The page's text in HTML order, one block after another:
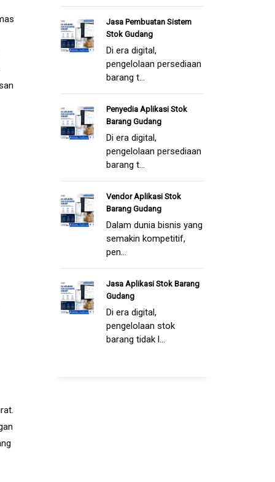
Jasa Pembuatan Sistem
Stok Gudang
Di era digital,
pengelolaan persediaan
barang t...
Penyedia Aplikasi Stok
Barang Gudang
Di era digital,
pengelolaan persediaan
barang t...
Vendor Aplikasi Stok
Barang Gudang
Dalam dunia bisnis yang
semakin kompetitif,
pen...
Jasa Aplikasi Stok Barang
Gudang
Di era digital,
pengelolaan stok
barang tidak l...